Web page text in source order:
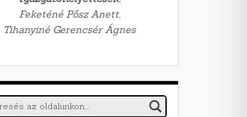
Feketéné Pősz Anett,
Tihanyiné Gerencsér Ágnes